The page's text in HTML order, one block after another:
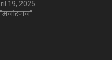
19, 2025